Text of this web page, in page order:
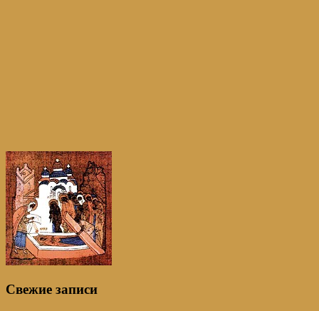
Свежие записи